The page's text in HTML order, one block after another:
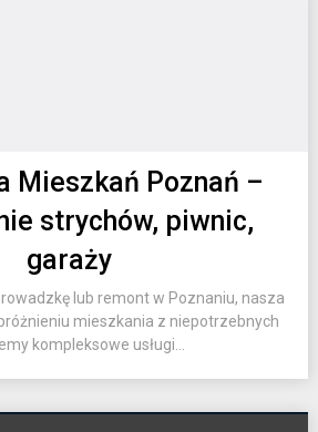
Mieszkań Poznań –
strychów, piwnic,
garaży
lub remont w Poznaniu, nasza
mieszkania z niepotrzebnych
kompleksowe usługi...